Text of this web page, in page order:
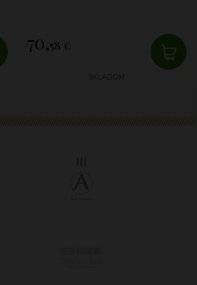
70,58 €
SKLADOM